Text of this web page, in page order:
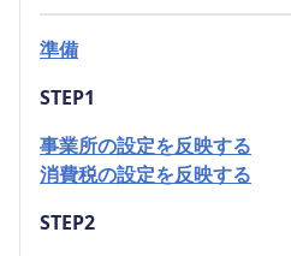
準備
STEP1
事業所の設定を反映する
消費税の設定を反映する
STEP2